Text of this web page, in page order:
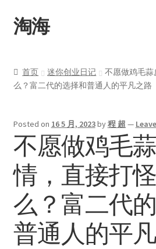
淘海
关于
Upwork
博客
联系
我的帐户
首页 迷你创业日记
不愿做鸡毛
么？富二代的选择和普通人的平凡之路
Posted on 16 5 月, 2023by程 超 —
不愿做鸡毛
情，直接打
么？富二代
普通人的平